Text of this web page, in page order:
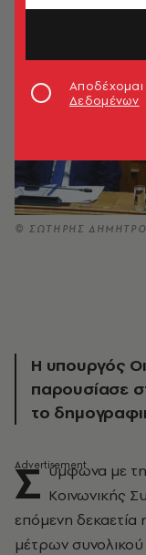
© ΣΩΤΗΡΗΣ
Η υπουργός
παρουσίασε
το
Σ ύμφωνα με
Κοινωνικής
επόμενη δεκαετία
μέτρων
Αποδέχομαι
Δεδομένων